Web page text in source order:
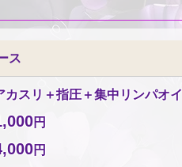
ス
カスリ＋指圧＋集中リンパオイ
円
円